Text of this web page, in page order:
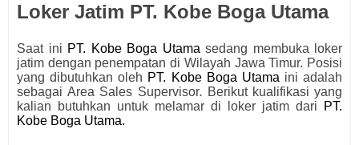
Loker Jatim PT. Kobe Boga Utama
Saat ini PT. Kobe Boga Utama sedang membuka loker
jatim dengan penempatan di Wilayah Jawa Timur. Posisi
yang dibutuhkan oleh PT. Kobe Boga Utama ini adalah
sebagai Area Sales Supervisor. Berikut kualifikasi yang
kalian butuhkan untuk melamar di loker jatim dari
PT.
Kobe Boga Utama.